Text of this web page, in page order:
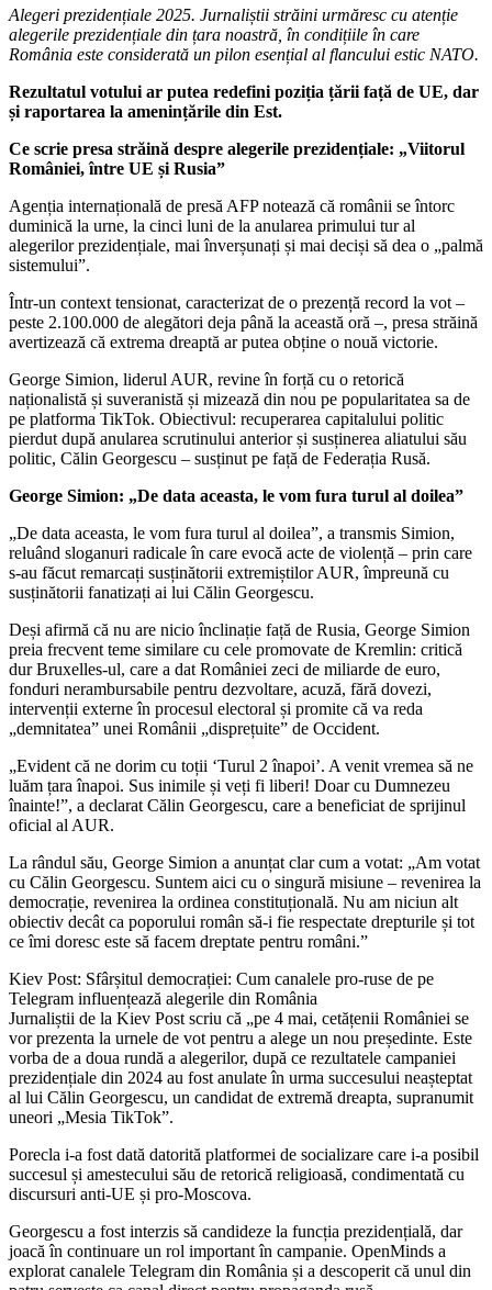
Alegeri prezidențiale 2025. Jurnaliștii străini urmăresc cu atenție
alegerile prezidențiale din țara noastră, în condițiile în care
România este considerată un pilon esențial al flancului estic NATO.
Rezultatul votului ar putea redefini poziția țării față de UE, dar
și raportarea la amenințările din Est.
Ce scrie presa străină despre alegerile prezidențiale: „Viitorul
României, între UE și Rusia”
Agenția internațională de presă AFP notează că românii se întorc
duminică la urne, la cinci luni de la anularea primului tur al
alegerilor prezidențiale, mai înverșunați și mai deciși să dea o „palmă
sistemului”.
Într-un context tensionat, caracterizat de o prezență record la vot –
peste 2.100.000 de alegători deja până la această oră –, presa străină
avertizează că extrema dreaptă ar putea obține o nouă victorie.
George Simion, liderul AUR, revine în forță cu o retorică
naționalistă și suveranistă și mizează din nou pe popularitatea sa de
pe platforma TikTok. Obiectivul: recuperarea capitalului politic
pierdut după anularea scrutinului anterior și susținerea aliatului său
politic, Călin Georgescu – susținut pe față de Federația Rusă.
George Simion: „De data aceasta, le vom fura turul al doilea”
„De data aceasta, le vom fura turul al doilea”, a transmis Simion,
reluând sloganuri radicale în care evocă acte de violență – prin care
s-au făcut remarcați susținătorii extremiștilor AUR, împreună cu
susținătorii fanatizați ai lui Călin Georgescu.
Deși afirmă că nu are nicio înclinație față de Rusia, George Simion
preia frecvent teme similare cu cele promovate de Kremlin: critică
dur Bruxelles-ul, care a dat României zeci de miliarde de euro,
fonduri nerambursabile pentru dezvoltare, acuză, fără dovezi,
intervenții externe în procesul electoral și promite că va reda
„demnitatea” unei Românii „disprețuite” de Occident.
„Evident că ne dorim cu toții ‘Turul 2 înapoi’. A venit vremea să ne
luăm țara înapoi. Sus inimile și veți fi liberi! Doar cu Dumnezeu
înainte!”, a declarat Călin Georgescu, care a beneficiat de sprijinul
oficial al AUR.
La rândul său, George Simion a anunțat clar cum a votat: „Am votat
cu Călin Georgescu. Suntem aici cu o singură misiune – revenirea la
democrație, revenirea la ordinea constituțională. Nu am niciun alt
obiectiv decât ca poporului român să-i fie respectate drepturile și tot
ce îmi doresc este să facem dreptate pentru români.”
Kiev Post: Sfârșitul democrației: Cum canalele pro-ruse de pe
Telegram influențează alegerile din România
Jurnaliștii de la Kiev Post scriu că „pe 4 mai, cetățenii României se
vor prezenta la urnele de vot pentru a alege un nou președinte. Este
vorba de a doua rundă a alegerilor, după ce rezultatele campaniei
prezidențiale din 2024 au fost anulate în urma succesului neașteptat
al lui Călin Georgescu, un candidat de extremă dreapta, supranumit
uneori „Mesia TikTok”.
Porecla i-a fost dată datorită platformei de socializare care i-a posibil
succesul și amestecului său de retorică religioasă, condimentată cu
discursuri anti-UE și pro-Moscova.
Georgescu a fost interzis să candideze la funcția prezidențială, dar
joacă în continuare un rol important în campanie. OpenMinds a
explorat canalele Telegram din România și a descoperit că unul din